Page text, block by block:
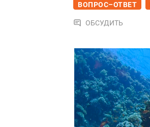
ВОПРОС–ОТВЕТ
ОБСУДИТЬ